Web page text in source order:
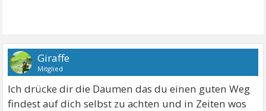
Giraffe
Mitglied
Ich drücke dir die Daumen das du einen guten Weg
findest auf dich selbst zu achten und in Zeiten wos